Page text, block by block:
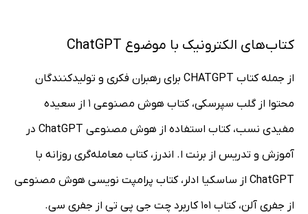
کتاب‌های الکترونیک با موضوع ChatGPT
از جمله کتاب CHATGPT برای رهبران فکری و تولیدکنندگان
محتوا از گلب سپرسکی، کتاب هوش مصنوعی 1 از سعیده
مفیدی نسب، کتاب استفاده از هوش مصنوعی ChatGPT در
آموزش و تدریس از برنت ا. اندرز، کتاب معامله‌گری روزانه با
ChatGPT از ساسکیا ادلر، کتاب پرامپت نویسی هوش مصنوعی
از جفری آلن، کتاب 101 کاربرد چت جی پی تی از جفری سی.